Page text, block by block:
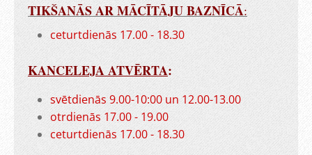
TIKŠANĀS AR MĀCĪTĀJU BAZNĪCĀ:
ceturtdienās 17.00 - 18.30
KANCELEJA ATVĒRTA:
svētdienās 9.00-10:00 un 12.00-13.00
otrdienās 17.00 - 19.00
ceturtdienās 17.00 - 18.30